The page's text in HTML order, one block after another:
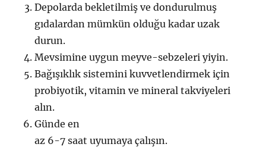
Depolarda bekletilmiş ve dondurulmuş
gıdalardan mümkün olduğu kadar uzak
durun.
Mevsimine uygun meyve-sebzeleri yiyin.
Bağışıklık sistemini kuvvetlendirmek için
probiyotik, vitamin ve mineral takviyeleri
alın.
Günde en
az 6-7 saat uyumaya çalışın.